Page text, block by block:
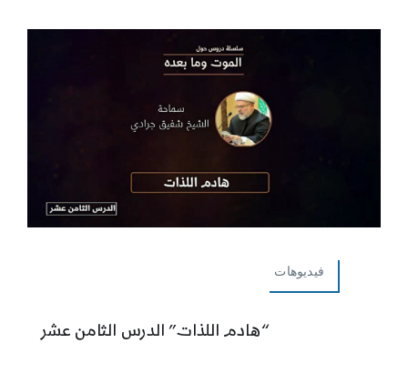
فيديوهات
“هادم اللذات” الدرس الثامن عشر